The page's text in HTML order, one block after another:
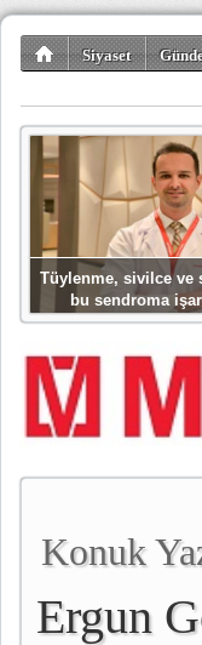
Siyaset
Tüylenme, sivilce ve
bu sendroma
Konuk
Ergun